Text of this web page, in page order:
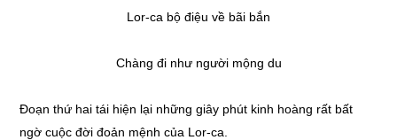
Lor-ca bộ điệu về bãi bắn
Chàng đi như người mộng du
Đoạn thứ hai tái hiện lại những giây phút kinh hoàng rất bất
ngờ cuộc đời đoản mệnh của Lor-ca.